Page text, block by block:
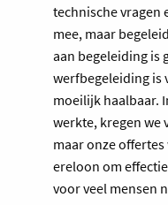
technische vragen
mee, maar
aan begeleiding is
werfbegeleiding is
moeilijk haalbaar.
werkte, kregen we
maar onze
ereloon om
voor veel mensen